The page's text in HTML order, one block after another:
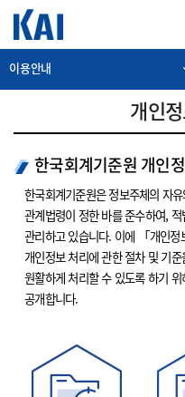
이용안내
개인
한국회계기준원 개인
한국회계기준원은 정보주체의 자
관계법령이 정한 바를 준수하여,
관리하고 있습니다. 이에 「개인정
개인정보 처리에 관한 절차 및 기
원활하게 처리할 수 있도록 하기
공개합니다.